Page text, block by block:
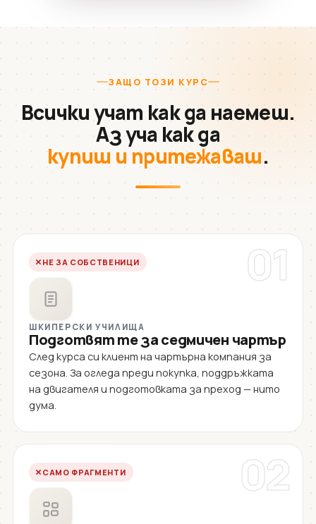
ЗАЩО ТОЗИ КУРС
Всички учат как да наемеш.
Аз уча как да
купиш и притежаваш.
01
НЕ ЗА СОБСТВЕНИЦИ
ШКИПЕРСКИ УЧИЛИЩА
Подготвят те за седмичен чартър
След курса си клиент на чартърна компания за
сезона. За огледа преди покупка, поддръжката
на двигателя и подготовката за преход — нито
дума.
02
САМО ФРАГМЕНТИ